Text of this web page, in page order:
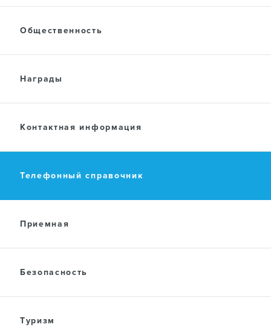
Общественность
Награды
Контактная информация
Телефонный справочник
Приемная
Безопасность
Туризм